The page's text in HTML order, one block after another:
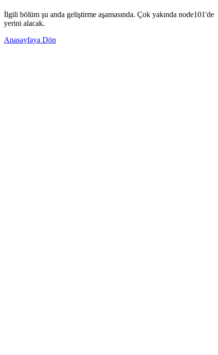
İlgili bölüm şu anda geliştirme aşamasında. Çok yakında node101'de
yerini alacak.
Anasayfaya Dön